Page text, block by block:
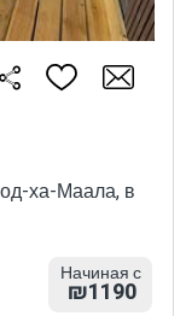
ха-Маала, в
Начиная с
₪1190